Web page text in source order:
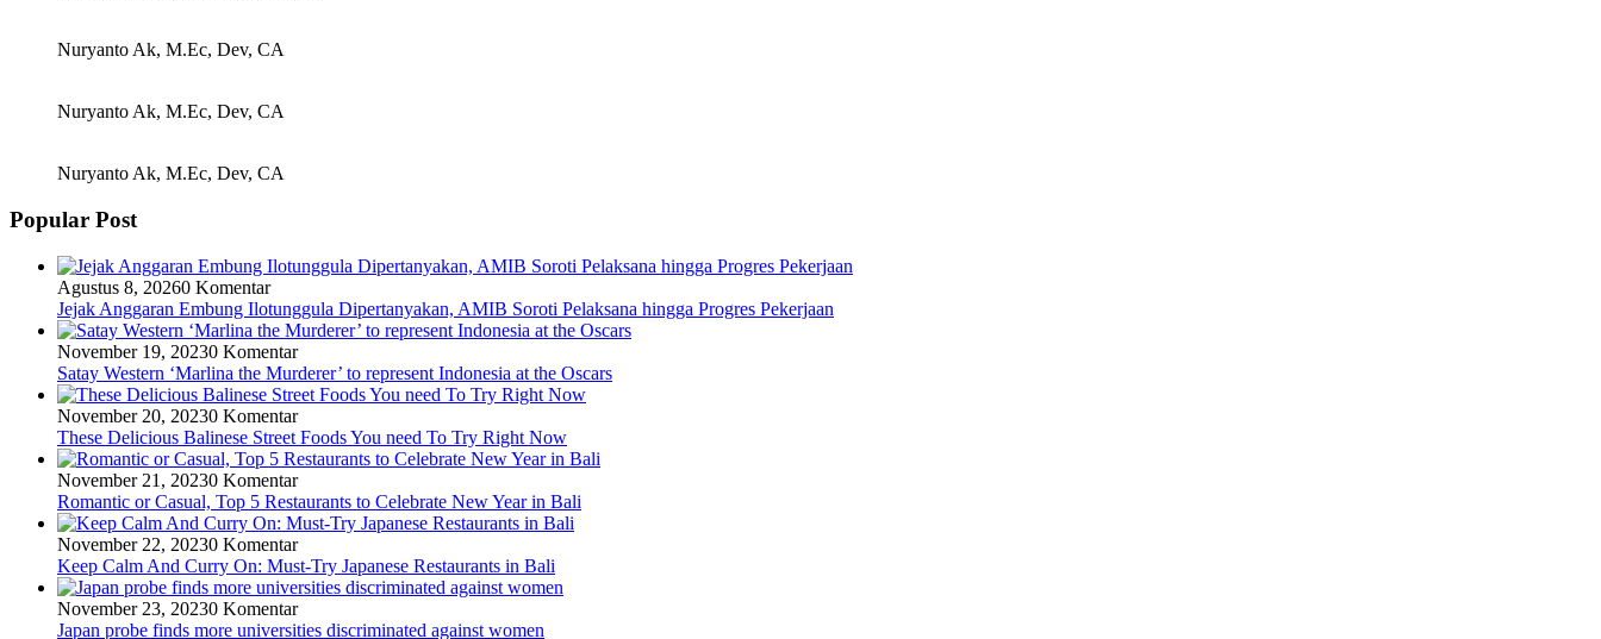
Nuryanto Ak, M.Ec, Dev, CA
Nuryanto Ak, M.Ec, Dev, CA
Nuryanto Ak, M.Ec, Dev, CA
Popular Post
Agustus 8, 20260 Komentar
Jejak Anggaran Embung Ilotunggula Dipertanyakan, AMIB Soroti Pelaksana hingga Progres Pekerjaan
November 19, 20230 Komentar
Satay Western ‘Marlina the Murderer’ to represent Indonesia at the Oscars
November 20, 20230 Komentar
These Delicious Balinese Street Foods You need To Try Right Now
November 21, 20230 Komentar
Romantic or Casual, Top 5 Restaurants to Celebrate New Year in Bali
November 22, 20230 Komentar
Keep Calm And Curry On: Must-Try Japanese Restaurants in Bali
November 23, 20230 Komentar
Japan probe finds more universities discriminated against women